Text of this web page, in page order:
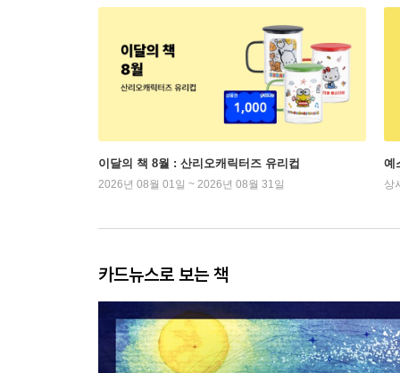
이달의 책 8월 : 산리오캐릭터즈 유리컵
2026년 08월 01일 ~ 2026년 08월 31일
예
상
카드뉴스로 보는 책